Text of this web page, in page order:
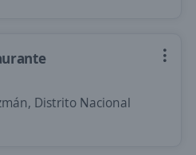
Distrito Nacional